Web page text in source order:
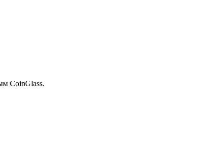
CoinGlass.